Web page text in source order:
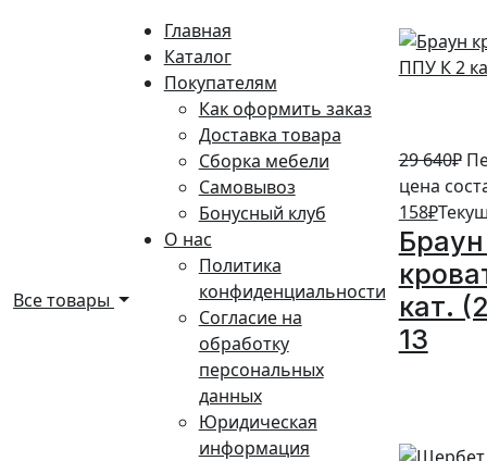
Все товары
Главная
Каталог
Покупателям
Как оформить заказ
Доставка товара
Сборка мебели
Самовывоз
Бонусный клуб
О нас
Политика
конфиденциальности
Согласие на
обработку
персональных
данных
Юридическая
информация
29 640₽
цена
158₽
кат.
13